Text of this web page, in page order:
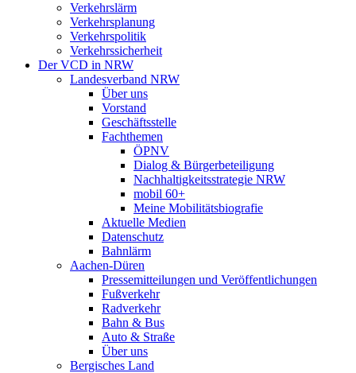
Verkehrslärm
Verkehrsplanung
Verkehrspolitik
Verkehrssicherheit
Der VCD in NRW
Landesverband NRW
Über uns
Vorstand
Geschäftsstelle
Fachthemen
ÖPNV
Dialog & Bürgerbeteiligung
Nachhaltigkeitsstrategie NRW
mobil 60+
Meine Mobilitätsbiografie
Aktuelle Medien
Datenschutz
Bahnlärm
Aachen-Düren
Pressemitteilungen und Veröffentlichungen
Fußverkehr
Radverkehr
Bahn & Bus
Auto & Straße
Über uns
Bergisches Land